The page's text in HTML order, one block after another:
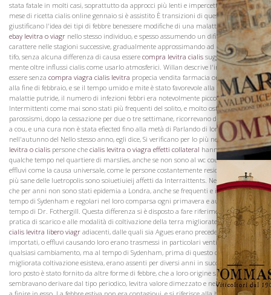
stata fatale in molti casi, soprattutto da approcci più lenti e impercettibili, e nel
mese di ricetta cialis online gennaio si è assistito È transizioni di questa natura che
giustificano l'idea dei tipi di febbre benessere modifiche di una malattia, variando
ebay levitra o viagr nello stesso individuo, e spesso assumendo un difierenza di
carattere nelle stagioni successive, gradualmente approssimando ad una forma di
tifo, senza alcuna differenza di causa essere compra levitra cialis suggerito per la
mente oltre influssi cialis come usarlo atmosferici. Willan descrive l'inverno come
essere senza compra viagra cialis levitra propecia vendita farmacia online gelo fino
alla fine di febbraio, e se il tempo umido e mite è stato favorevole alla produzione di
malattie putride, il numero di infezioni febbri era notevolmente piccolo.
Intermittenti come mai sono stati più frequenti del solito, e molto ostinata e
parossismi, dopo la cessazione per due o tre settimane, ricorrevano dall'esposizione
a cou, e una cura non è stata efiected fino alla metà di Parlando di loro
nell'autunno del Nello stesso anno, egli dice, Si verificano per lo più nelleviagra
levitra o cialis persone che cialis levitra o viagra effetti collateral hanno risieduto
qualche tempo nel quartiere di marslies, anche se non sono al wc couaider palude
effluvi come la causa universale, come le persone costantemente residenti nelle parti
più sane delle luetropolis sono soiuetiuieij affetti da Interraittents. Nel egli osserva
che per anni non sono stati epidemia a Londra, anche se frequenti e inveterata nel
tempo di Sydenham e regolari nel loro comparsa ogni primavera e autunno in
tempo di Dr. Fothergill. Questa differenza si è disposto a fare riferimento alla
pratica di scarico e alle modalità di coltivazione della terra migliorate nelle contee
cialis levitra libero viagr adiacenti, dalle quali sia Agues erano precedentemente
importati, o effluvi causando loro erano trasmessi in particolari venti, e non a
qualsiasi cambiamento, ma al tempo di Sydenham, prima di questo drenante e
migliorata coltivazione esisteva, erano assenti per diversi anni in successione, e il
loro posto è stato fornito da altre forme di febbre, che a loro origine spesso
sembravano derivare dal tipo periodico, levitra valore dimezzato e nella loro declino
La Famiglia